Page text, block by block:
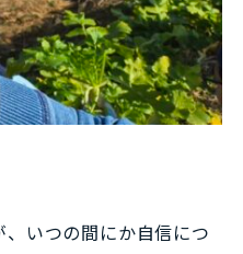
いつの間にか自信につ